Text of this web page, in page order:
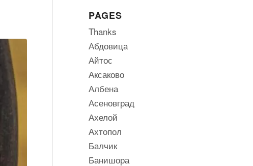
PAGES
Thanks
Абдовица
Айтос
Аксаково
Албена
Асеновград
Ахелой
Ахтопол
Балчик
Банишора